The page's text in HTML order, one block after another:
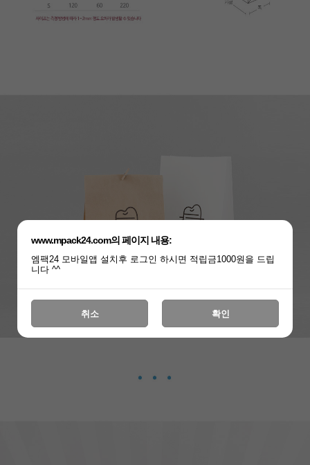
www.mpack24.com의 페이지 내용:
엠팩24 모바일앱 설치후 로그인 하시면 적립금1000원을 드립
니다 ^^
취소 확인